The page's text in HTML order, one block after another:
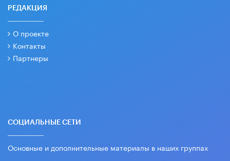
РЕДАКЦИЯ
О проекте
Контакты
Партнеры
СОЦИАЛЬНЫЕ СЕТИ
Основные и дополнительные материалы в наших группах